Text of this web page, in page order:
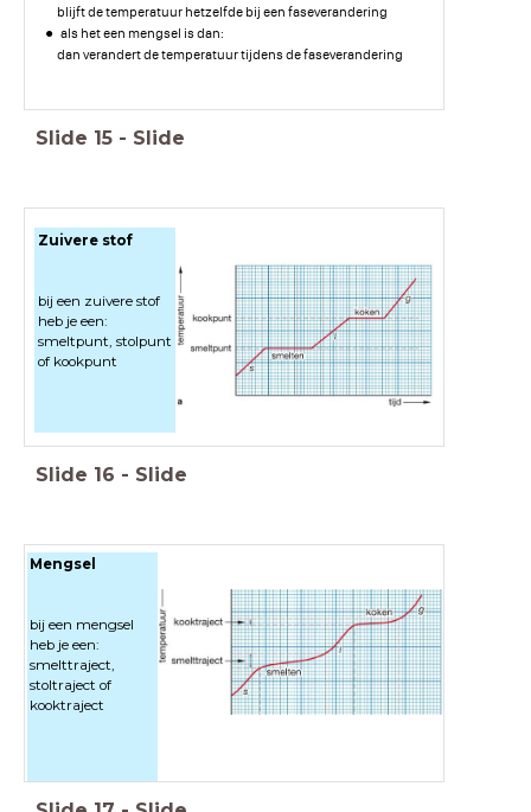
blijft de temperatuur hetzelfde bij een faseverandering
als het een mengsel is dan:
dan verandert de temperatuur tijdens de faseverandering
Slide 15 - Slide
Zuivere stof
bij een zuivere stof
heb je een:
smeltpunt, stolpunt
of kookpunt
Slide 16 - Slide
Mengsel
Mengsel
bij een mengsel
heb je een:
smelttraject,
stoltraject of
kooktraject